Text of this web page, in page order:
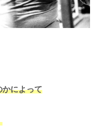
かによって